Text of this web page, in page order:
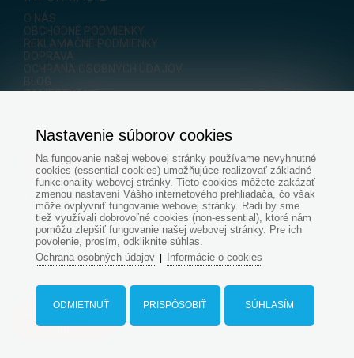
Compass
O NÁS
OBCHODNÉ PODMIENKY
REKLAMAČNÉ PODMIENKY
DOPRAVA
OCHRANA OSOBNÝCH ÚDAJOV
BLOG
ZAMESTNANIE
KONTAKTY
E-shop pre bazény a jazierka
+421905 500 955
+421 915 696 394
objednavky@aquapond.sk
Nastavenie súborov cookies
Na fungovanie našej webovej stránky používame nevyhnutné
cookies (essential cookies) umožňujúce realizovať základné
funkcionality webovej stránky. Tieto cookies môžete zakázať
zmenou nastavení Vášho internetového prehliadača, čo však
môže ovplyvniť fungovanie webovej stránky. Radi by sme
tiež využívali dobrovoľné cookies (non-essential), ktoré nám
pomôžu zlepšiť fungovanie našej webovej stránky. Pre ich
povolenie, prosím, odkliknite súhlas.
Ochrana osobných údajov| Informácie o cookies
SÚHLASÍM
PRISPÔSOBIŤ
ODMIETNUŤ